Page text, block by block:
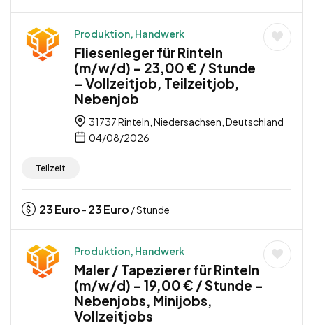
Produktion, Handwerk
Fliesenleger für Rinteln
(m/w/d) – 23,00 € / Stunde
– Vollzeitjob, Teilzeitjob,
Nebenjob
31737 Rinteln, Niedersachsen, Deutschland
04/08/2026
Teilzeit
23Euro - 23Euro / Stunde
Produktion, Handwerk
Maler / Tapezierer für Rinteln
(m/w/d) – 19,00 € / Stunde –
Nebenjobs, Minijobs,
Vollzeitjobs